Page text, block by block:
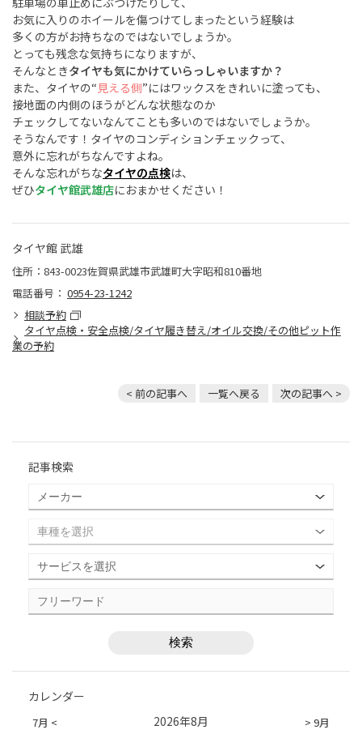
お気に入りのホイールを傷つけてしまったという経験は
多くの方がお持ちなのではないでしょうか。
とっても残念な気持ちになりますが、
そんなときタイヤも気にかけていらっしゃいますか？
また、タイヤの“ 見える側”にはワックスをきれいに塗っても、
接地面の内側のほうがどんな状態なのか
チェックしてないなんてことも多いのではないでしょうか。
そうなんです！タイヤのコンディションチェックって、
意外に忘れがちなんですよね。
そんな忘れがちなタイヤの点検は、
ぜひタイヤ館武雄店におまかせください！
タイヤ館 武雄
住所：843-0023佐賀県武雄市武雄町大字昭和810番地
電話番号： 0954-23-1242
相談予約
タイヤ点検・安全点検/タイヤ履き替え/オイル交換/その他ピット作
業の予約
< 前の記事へ 一覧へ戻る 次の記事へ >
記事検索
カレンダー
7月 < > 9月
2026年8月